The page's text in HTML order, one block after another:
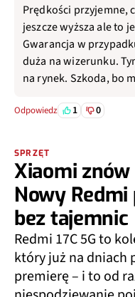
Prędkości przyjemne,
jeszcze wyższa ale to
Gwarancja w
duża na wizerunku.
na rynek. Szkoda, bo
Odpowiedz 1 0
SPRZĘT
Xiaomi znów
Nowy
bez tajemnic
Redmi 17C 5G to
który już na dniach
premierę – i to od
niespodziewanie